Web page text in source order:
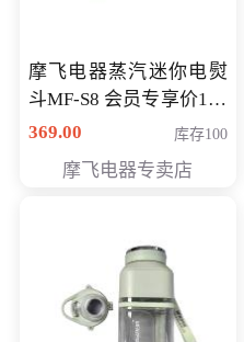
摩飞电器蒸汽迷你电熨
斗MF-S8 会员专享价168
元
369.00 库存100
摩飞电器专卖店